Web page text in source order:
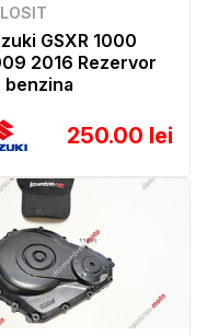
GSXR 1000
2016 Rezervor
benzina
250.00 lei